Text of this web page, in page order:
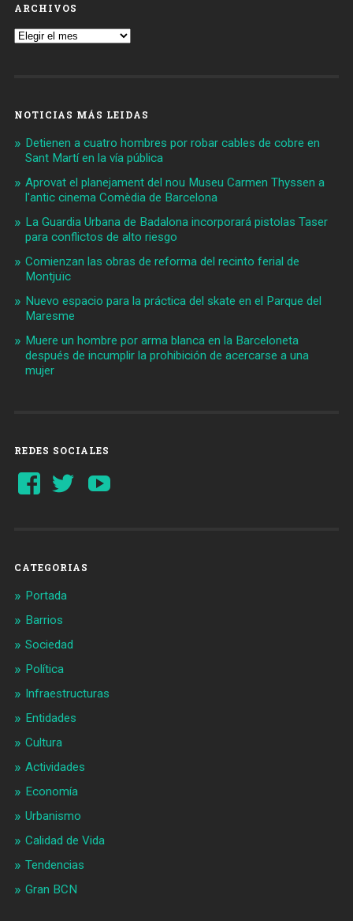
ARCHIVOS
Archivos
NOTICIAS MÁS LEIDAS
Detienen a cuatro hombres por robar cables de cobre en
Sant Martí en la vía pública
Aprovat el planejament del nou Museu Carmen Thyssen a
l'antic cinema Comèdia de Barcelona
La Guardia Urbana de Badalona incorporará pistolas Taser
para conflictos de alto riesgo
Comienzan las obras de reforma del recinto ferial de
Montjuïc
Nuevo espacio para la práctica del skate en el Parque del
Maresme
Muere un hombre por arma blanca en la Barceloneta
después de incumplir la prohibición de acercarse a una
mujer
REDES SOCIALES
Ver
perfil
Ver
perfil
CATEGORIAS
Portada
Barrios
Sociedad
Política
Infraestructuras
Entidades
Cultura
Actividades
Economía
Urbanismo
Calidad de Vida
Tendencias
Gran BCN